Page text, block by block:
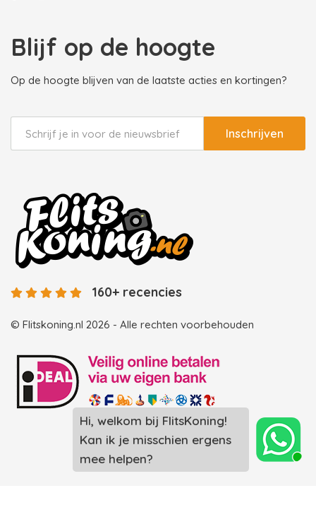
Hi, welkom bij FlitsKoning!
Kan ik je misschien ergens
mee helpen?
Blijf op de hoogte
Op de hoogte blijven van de laatste acties en kortingen?
Inschrijven
© Flitskoning.nl 2026 - Alle rechten voorbehouden
160+ recencies
Landingspagina overzicht photobooths
Landingspagina overzicht videobooths
Photobooth huren in Spijkenisse